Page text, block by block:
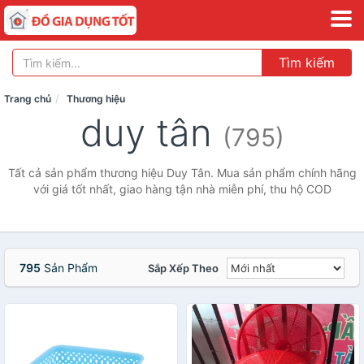
Tìm kiếm
Trang chủ Thương hiệu
duy tân (795)
Tất cả sản phẩm thương hiệu Duy Tân. Mua sản phẩm chính hãng
với giá tốt nhất, giao hàng tận nhà miễn phí, thu hộ COD
795 Sản Phẩm Sắp Xếp Theo